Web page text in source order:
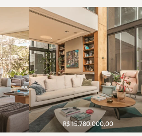
R$ 15.780.000,00